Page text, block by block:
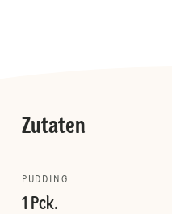
Zutaten
PUDDING
1 Pck.